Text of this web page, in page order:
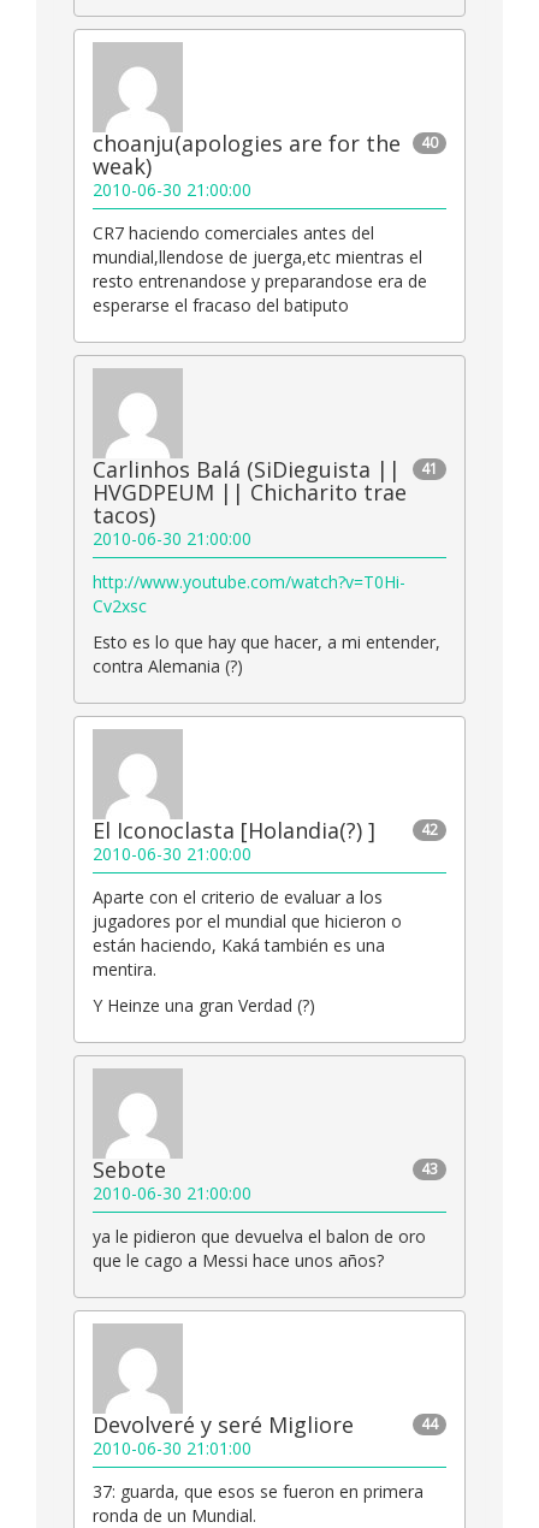
40
choanju(apologies are for the
weak)
2010-06-30 21:00:00
CR7 haciendo comerciales antes del
mundial,llendose de juerga,etc mientras el
resto entrenandose y preparandose era de
esperarse el fracaso del batiputo
41
Carlinhos Balá (SiDieguista ||
HVGDPEUM || Chicharito trae
tacos)
2010-06-30 21:00:00
http://www.youtube.com/watch?v=T0Hi-
Cv2xsc
Esto es lo que hay que hacer, a mi entender,
contra Alemania (?)
42
El Iconoclasta [Holandia(?) ]
2010-06-30 21:00:00
Aparte con el criterio de evaluar a los
jugadores por el mundial que hicieron o
están haciendo, Kaká también es una
mentira.
Y Heinze una gran Verdad (?)
43
Sebote
2010-06-30 21:00:00
ya le pidieron que devuelva el balon de oro
que le cago a Messi hace unos años?
44
Devolveré y seré Migliore
2010-06-30 21:01:00
37: guarda, que esos se fueron en primera
ronda de un Mundial.